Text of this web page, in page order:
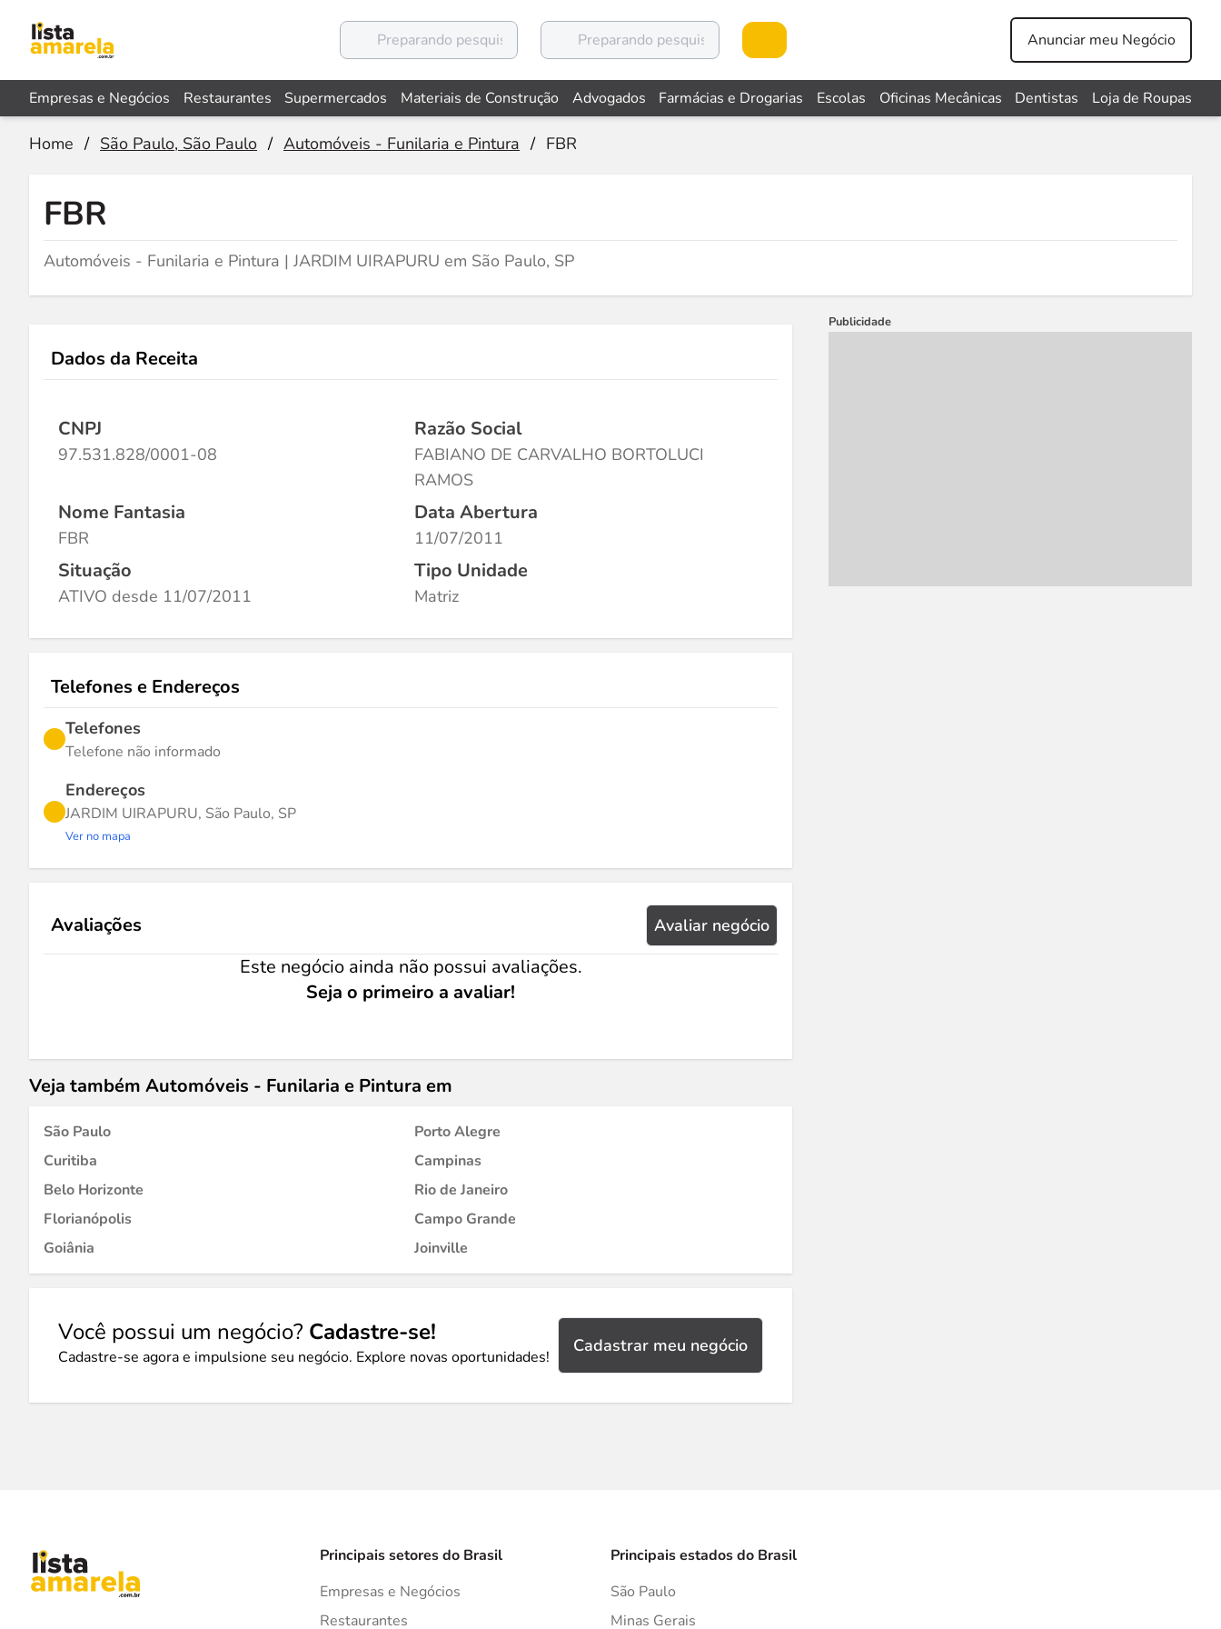
Anunciar meu Negócio
Empresas e Negócios Restaurantes Supermercados Materiais de Construção Advogados Farmácias e Drogarias Escolas Oficinas Mecânicas Dentistas Loja de Roupas
Home / São Paulo, São Paulo / Automóveis - Funilaria e Pintura / FBR
FBR
Automóveis - Funilaria e Pintura | JARDIM UIRAPURU em São Paulo, SP
Dados da Receita
CNPJ
97.531.828/0001-08
Razão Social
FABIANO DE CARVALHO BORTOLUCI
RAMOS
Nome Fantasia
FBR
Data Abertura
11/07/2011
Situação
ATIVO desde 11/07/2011
Tipo Unidade
Matriz
Telefones e Endereços
Telefones
Telefone não informado
Endereços
JARDIM UIRAPURU, São Paulo, SP
Ver no mapa
Avaliações Avaliar negócio
Este negócio ainda não possui avaliações.
Seja o primeiro a avaliar!
Veja também Automóveis - Funilaria e Pintura em
São Paulo
Porto Alegre
Curitiba
Campinas
Belo Horizonte
Rio de Janeiro
Florianópolis
Campo Grande
Goiânia
Joinville
Você possui um negócio? Cadastre-se!
Cadastre-se agora e impulsione seu negócio. Explore novas oportunidades!
Cadastrar meu negócio
Publicidade
Principais setores do Brasil
Empresas e Negócios
Restaurantes
Principais estados do Brasil
São Paulo
Minas Gerais